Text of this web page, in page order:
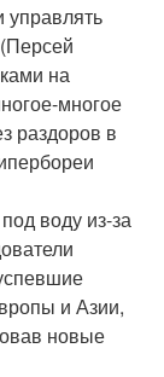
управлять
на
многое
раздоров в
воду из-за
и Азии,
новые